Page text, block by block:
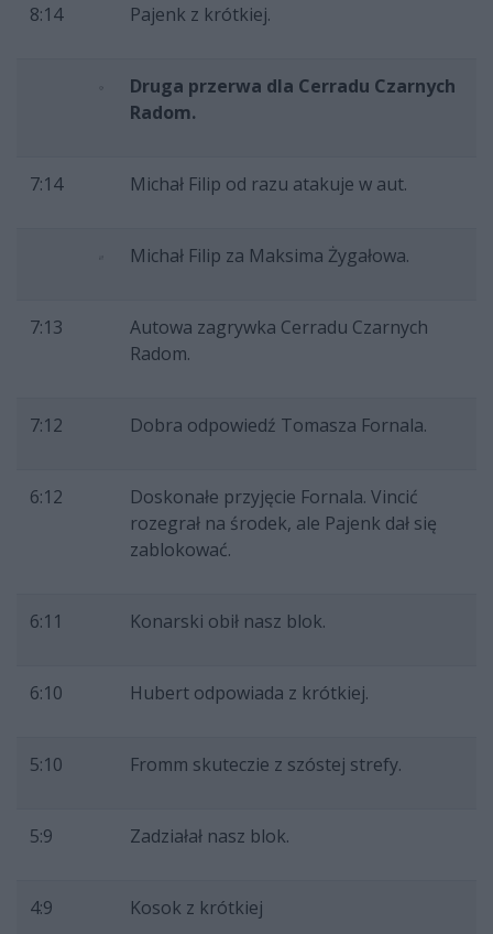
8:14 Pajenk z krótkiej.
Druga przerwa dla Cerradu Czarnych
Radom.
7:14 Michał Filip od razu atakuje w aut.
Michał Filip za Maksima Żygałowa.
7:13
Autowa zagrywka Cerradu Czarnych
Radom.
7:12 Dobra odpowiedź Tomasza Fornala.
6:12
Doskonałe przyjęcie Fornala. Vincić
rozegrał na środek, ale Pajenk dał się
zablokować.
6:11 Konarski obił nasz blok.
6:10 Hubert odpowiada z krótkiej.
5:10 Fromm skuteczie z szóstej strefy.
5:9 Zadziałał nasz blok.
4:9 Kosok z krótkiej